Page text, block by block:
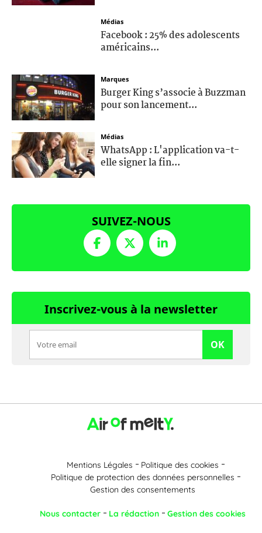
Médias
Facebook : 25% des adolescents
américains...
Marques
Burger King s’associe à Buzzman
pour son lancement...
Médias
WhatsApp : L'application va-t-
elle signer la fin...
SUIVEZ-NOUS
Inscrivez-vous à la newsletter
OK
Mentions Légales
Politique des cookies
Politique de protection des données personnelles
Gestion des consentements
Nous contacter La rédaction Gestion des cookies